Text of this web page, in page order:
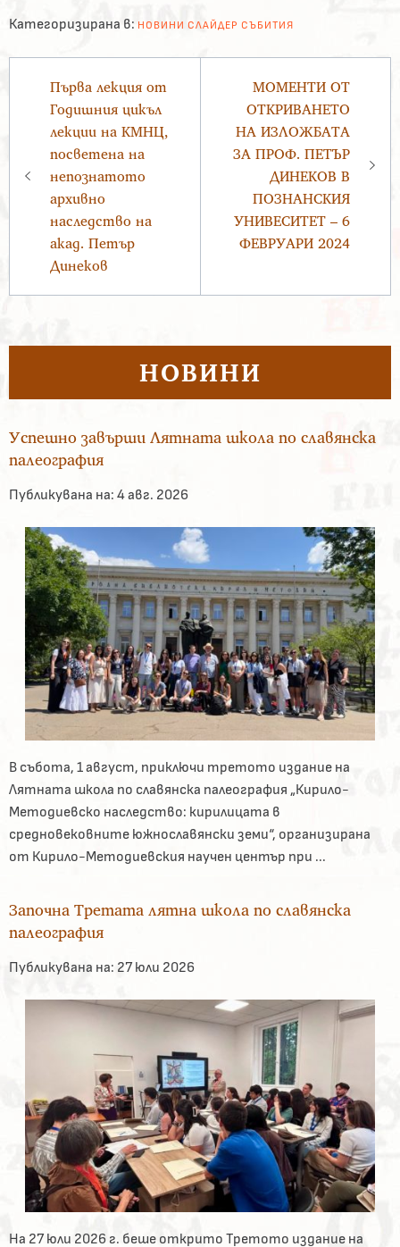
Категоризирана в: НОВИНИ СЛАЙДЕР СЪБИТИЯ
Първа лекция от
Годишния цикъл
лекции на КМНЦ,
посветена на
непознатото
архивно
наследство на
акад. Петър
Динеков
МОМЕНТИ ОТ
ОТКРИВАНЕТО
НА ИЗЛОЖБАТА
ЗА ПРОФ. ПЕТЪР
ДИНЕКОВ В
ПОЗНАНСКИЯ
УНИВЕСИТЕТ – 6
ФЕВРУАРИ 2024
НОВИНИ
Успешно завърши Лятната школа по славянска
палеография
Публикувана на: 4 авг. 2026
В събота, 1 август, приключи третото издание на
Лятната школа по славянска палеография „Кирило-
Методиевско наследство: кирилицата в
средновековните южнославянски земи“, организирана
от Кирило-Методиевския научен център при ...
Започна Третата лятна школа по славянска
палеография
Публикувана на: 27 юли 2026
На 27 юли 2026 г. беше открито Третото издание на